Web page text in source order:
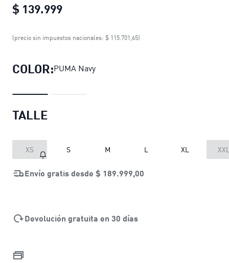
$ 139.999
Buzo con capucha Select
(precio sin impuestos nacionales: $ 115.701,65)
COLOR:PUMA Navy
TALLE
XS S M L XL
Envío gratis desde $ 189.999,00
Devolución gratuita en 30 días